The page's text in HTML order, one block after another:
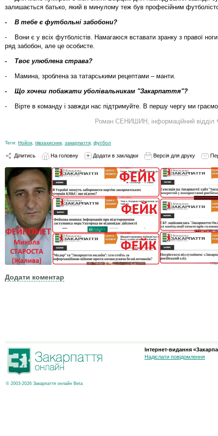
залишається батько, який в минулому теж був професійним
- В тебе є футбольні забобони?
- Вони є у всіх футболістів. Намагаюся вставати зранку з правої
ряд забобон, але це особисте.
- Твоє улюблена страва?
- Мамина, зроблена за татарськими рецептами – манти.
- Що хочеш побажати уболівальникам "Закарпаття"?
- Вірте в команду і завжди нас підтримуйте. В першу чергу ми
Роман СЕНИШИН, інформаційний відділ
Теги: Нойок півзахисник закарпаття футбол
Ділитись На головну Додати в закладки Версія для друку
Додати коментар
© 2003-2026 Закарпаття онлайн Beta
Інтернет-видання
Надіслати повідомлення